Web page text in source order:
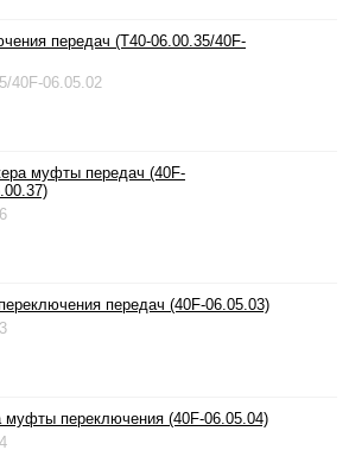
передач (T40-06.00.35/40F-
40F-06.05.02
муфты передач (40F-
передач (40F-06.05.03)
переключения (40F-06.05.04)